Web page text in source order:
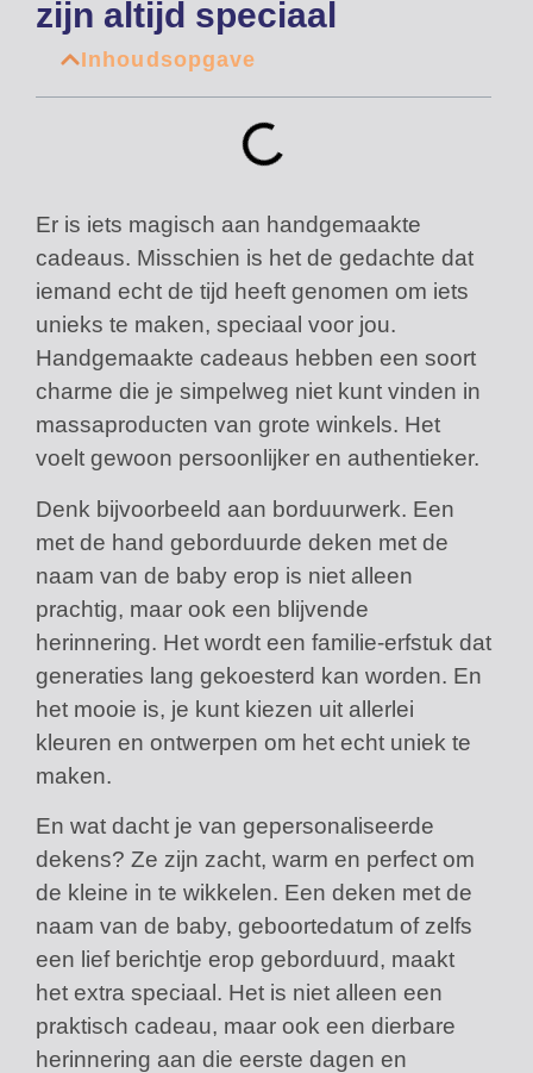
zijn altijd speciaal
Inhoudsopgave
Er is iets magisch aan handgemaakte
cadeaus. Misschien is het de gedachte dat
iemand echt de tijd heeft genomen om iets
unieks te maken, speciaal voor jou.
Handgemaakte cadeaus hebben een soort
charme die je simpelweg niet kunt vinden in
massaproducten van grote winkels. Het
voelt gewoon persoonlijker en authentieker.
Denk bijvoorbeeld aan borduurwerk. Een
met de hand geborduurde deken met de
naam van de baby erop is niet alleen
prachtig, maar ook een blijvende
herinnering. Het wordt een familie-erfstuk dat
generaties lang gekoesterd kan worden. En
het mooie is, je kunt kiezen uit allerlei
kleuren en ontwerpen om het echt uniek te
maken.
En wat dacht je van gepersonaliseerde
dekens? Ze zijn zacht, warm en perfect om
de kleine in te wikkelen. Een deken met de
naam van de baby, geboortedatum of zelfs
een lief berichtje erop geborduurd, maakt
het extra speciaal. Het is niet alleen een
praktisch cadeau, maar ook een dierbare
herinnering aan die eerste dagen en